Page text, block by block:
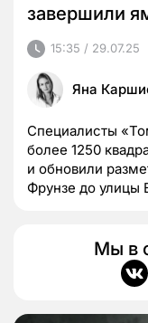
завершили
15:35 / 29.07.25
Яна
Специалисты
более 1250
и обновили
Фрунзе до улицы
Мы в